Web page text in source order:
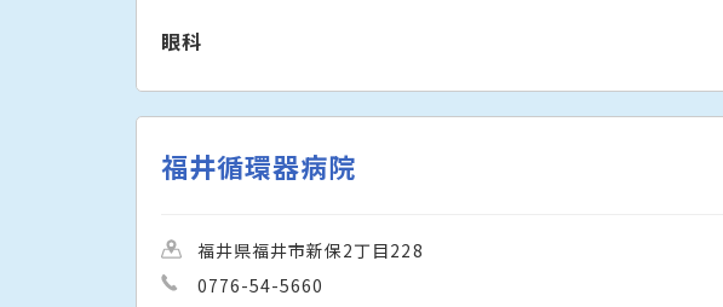
眼科
福井循環器病院
福井県福井市新保2丁目228
0776-54-5660